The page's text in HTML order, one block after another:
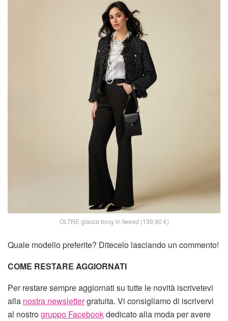
OLTRE giacca boxy in tweed (139,90 €)
Quale modello preferite? Ditecelo lasciando un commento!
COME RESTARE AGGIORNATI
Per restare sempre aggiornati su tutte le novità iscrivetevi
alla nostra newslettergratuita. Vi consigliamo di iscrivervi
al nostrogruppo Facebookdedicato alla moda per avere